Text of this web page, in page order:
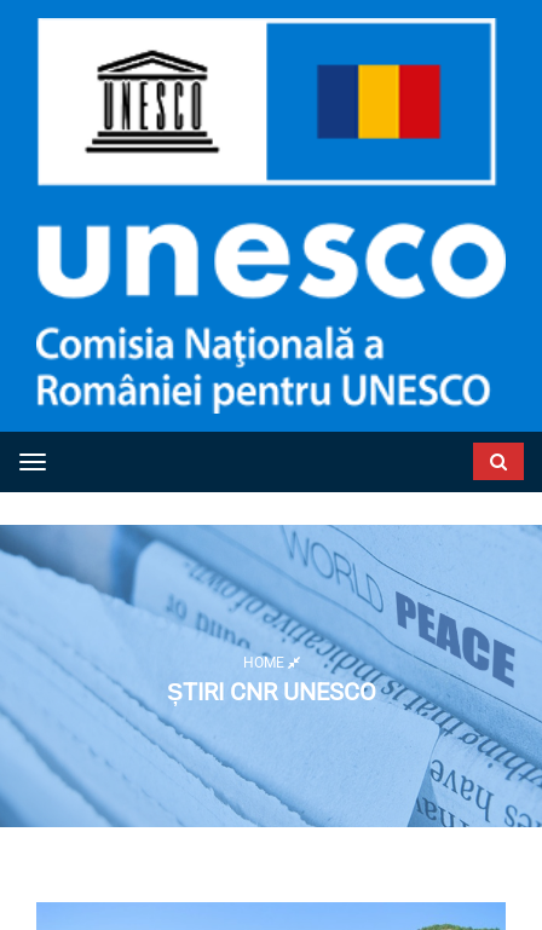
Toggle navigation
HOME
ȘTIRI CNR UNESCO
Listă activități